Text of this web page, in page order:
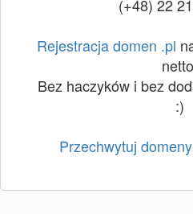
(+48) 22
Rejestracja domen .pl
Bez haczyków i bez
:)
Przechwytuj domeny